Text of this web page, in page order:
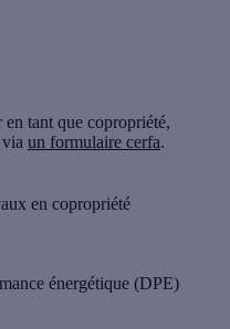
tant que copropriété,
un formulaire cerfa.
en copropriété
énergétique (DPE)